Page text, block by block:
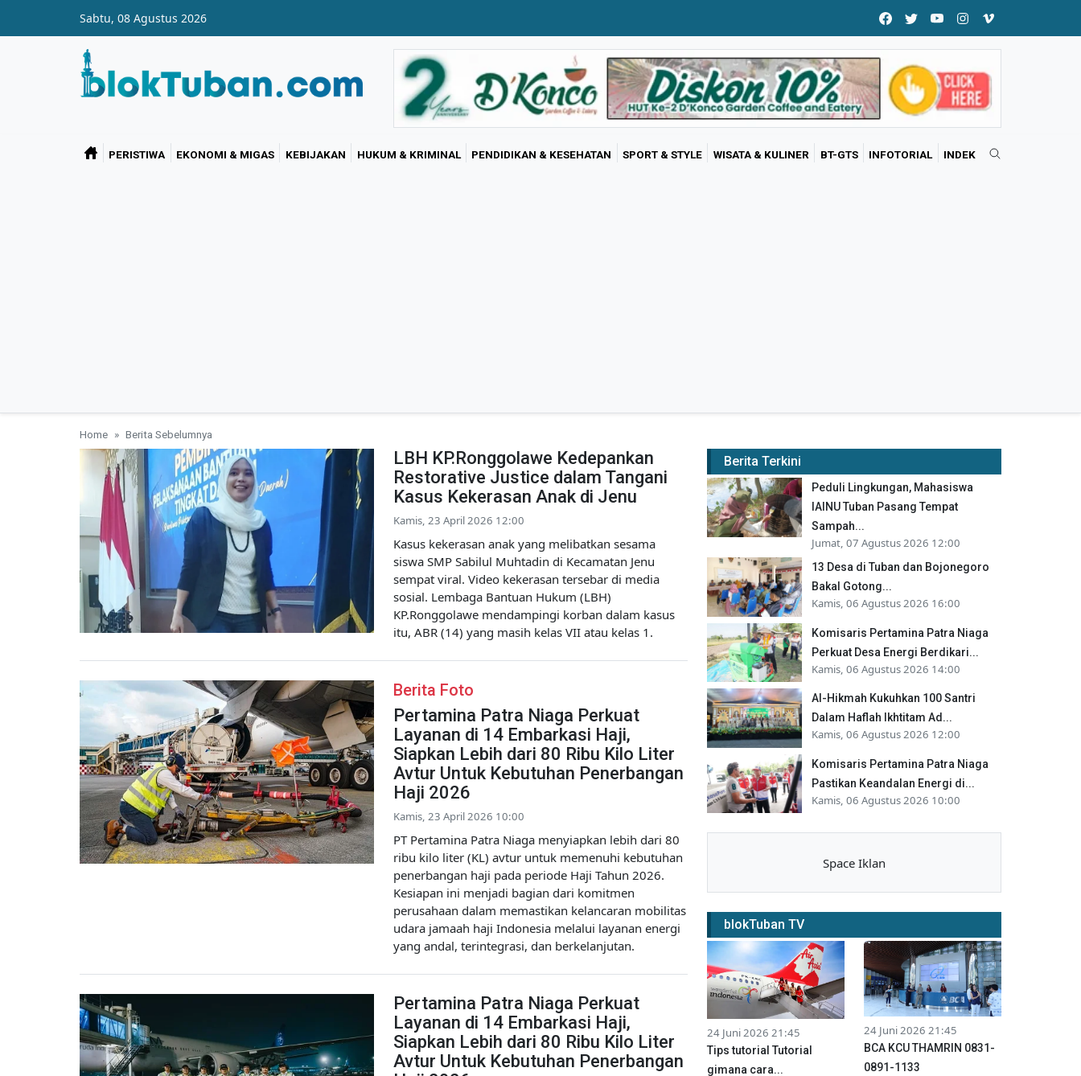
Sabtu, 08 Agustus 2026
PERISTIWA EKONOMI & MIGAS KEBIJAKAN HUKUM & KRIMINAL PENDIDIKAN & KESEHATAN SPORT & STYLE WISATA & KULINER BT-GTS INFOTORIAL INDEK
Home Berita Sebelumnya
LBH KP.Ronggolawe Kedepankan
Restorative Justice dalam Tangani
Kasus Kekerasan Anak di Jenu
Kamis, 23 April 2026 12:00
Kasus kekerasan anak yang melibatkan sesama
siswa SMP Sabilul Muhtadin di Kecamatan Jenu
sempat viral. Video kekerasan tersebar di media
sosial. Lembaga Bantuan Hukum (LBH)
KP.Ronggolawe mendampingi korban dalam kasus
itu, ABR (14) yang masih kelas VII atau kelas 1.
Berita Foto
Pertamina Patra Niaga Perkuat
Layanan di 14 Embarkasi Haji,
Siapkan Lebih dari 80 Ribu Kilo Liter
Avtur Untuk Kebutuhan Penerbangan
Haji 2026
Kamis, 23 April 2026 10:00
PT Pertamina Patra Niaga menyiapkan lebih dari 80
ribu kilo liter (KL) avtur untuk memenuhi kebutuhan
penerbangan haji pada periode Haji Tahun 2026.
Kesiapan ini menjadi bagian dari komitmen
perusahaan dalam memastikan kelancaran mobilitas
udara jamaah haji Indonesia melalui layanan energi
yang andal, terintegrasi, dan berkelanjutan.
Pertamina Patra Niaga Perkuat
Layanan di 14 Embarkasi Haji,
Siapkan Lebih dari 80 Ribu Kilo Liter
Avtur Untuk Kebutuhan Penerbangan
Berita Terkini
Peduli Lingkungan, Mahasiswa
IAINU Tuban Pasang Tempat
Sampah...
Jumat, 07 Agustus 2026 12:00
13 Desa di Tuban dan Bojonegoro
Bakal Gotong...
Kamis, 06 Agustus 2026 16:00
Komisaris Pertamina Patra Niaga
Perkuat Desa Energi Berdikari...
Kamis, 06 Agustus 2026 14:00
Al-Hikmah Kukuhkan 100 Santri
Dalam Haflah Ikhtitam Ad...
Kamis, 06 Agustus 2026 12:00
Komisaris Pertamina Patra Niaga
Pastikan Keandalan Energi di...
Kamis, 06 Agustus 2026 10:00
Space Iklan
blokTuban TV
24 Juni 2026 21:45
Tips tutorial Tutorial
gimana cara...
24 Juni 2026 21:45
BCA KCU THAMRIN 0831-
0891-1133